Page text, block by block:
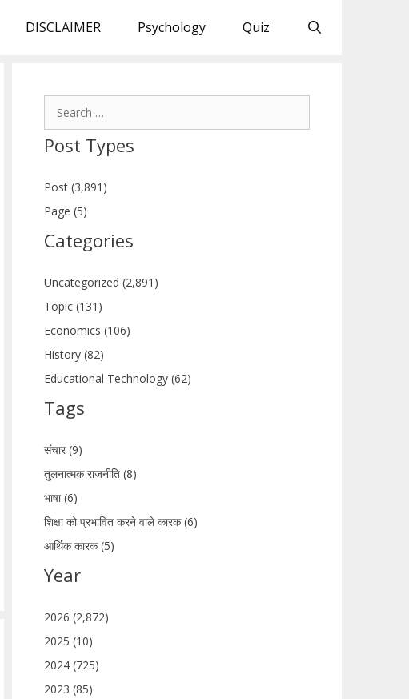
DISCLAIMER Psychology Quiz
Post Types
Post (3,891)
Page (5)
Categories
Uncategorized (2,891)
Topic (131)
Economics (106)
History (82)
Educational Technology (62)
Tags
संचार (9)
तुलनात्मक राजनीति (8)
भाषा (6)
शिक्षा को प्रभावित करने वाले कारक (6)
आर्थिक कारक (5)
Year
2026 (2,872)
2025 (10)
2024 (725)
2023 (85)